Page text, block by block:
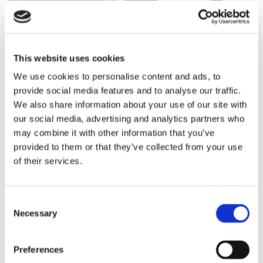
This website uses cookies
We use cookies to personalise content and ads, to
provide social media features and to analyse our traffic.
We also share information about your use of our site with
our social media, advertising and analytics partners who
may combine it with other information that you’ve
provided to them or that they’ve collected from your use
of their services.
Selection
Necessary
Preferences
Finnlines ökar vinsten trots
högt kostnadstryck
Tallink lyfter halvåret trots